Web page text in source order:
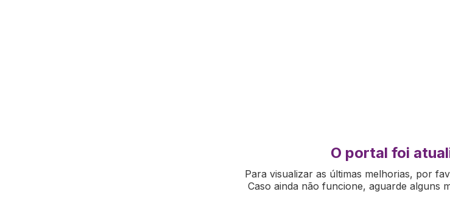
O portal foi
Para visualizar as últimas melhorias, por
Caso ainda não funcione, aguarde alguns